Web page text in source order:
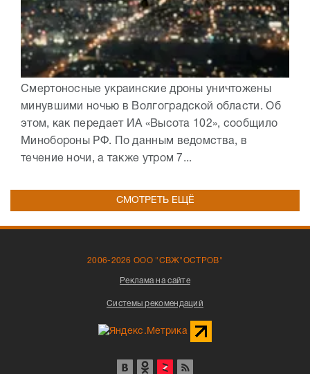
Смертоносные украинские дроны уничтожены
минувшими ночью в Волгоградской области. Об
этом, как передает ИА «Высота 102», сообщило
Минобороны РФ. По данным ведомства, в
течение ночи, а также утром 7...
СМОТРЕТЬ ЕЩЁ
2006-2026 ООО "СВЖ"ОСТРОВ"
Реклама на сайте
Системы рекомендаций